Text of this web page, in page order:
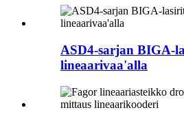
ASD4-sarjan BIGA-
lineaarivaa'alla